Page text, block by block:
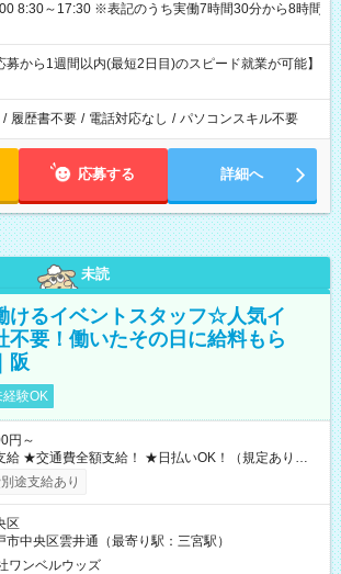
表記のうち実働7時間30分から8時間
募から1週間以内(最短2日目)のスピード就業が可能】
/ 履歴書不要 / 電話対応なし / パソコンスキル不要
応募する 詳細へ
未読
けるイベントスタッフ☆人気イ
不要！働いたその日に給料もら
阪
経験OK
円～
規定あり） ┗
日に現金GET♪ お仕事後はコンビニATMから 日払
途支給あり
区
市中央区雲井通（最寄り駅：三宮駅）
ワンベルウッズ